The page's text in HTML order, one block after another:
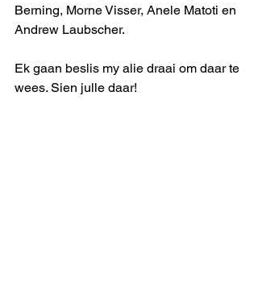
Berning, Morne Visser, Anele Matoti en
Andrew Laubscher.
Ek gaan beslis my alie draai om daar te
wees. Sien julle daar!